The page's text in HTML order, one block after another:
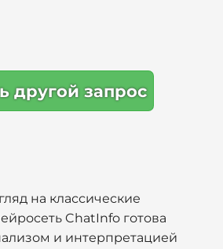
другой запрос
на классические
ChatInfo готова
и интерпретацией